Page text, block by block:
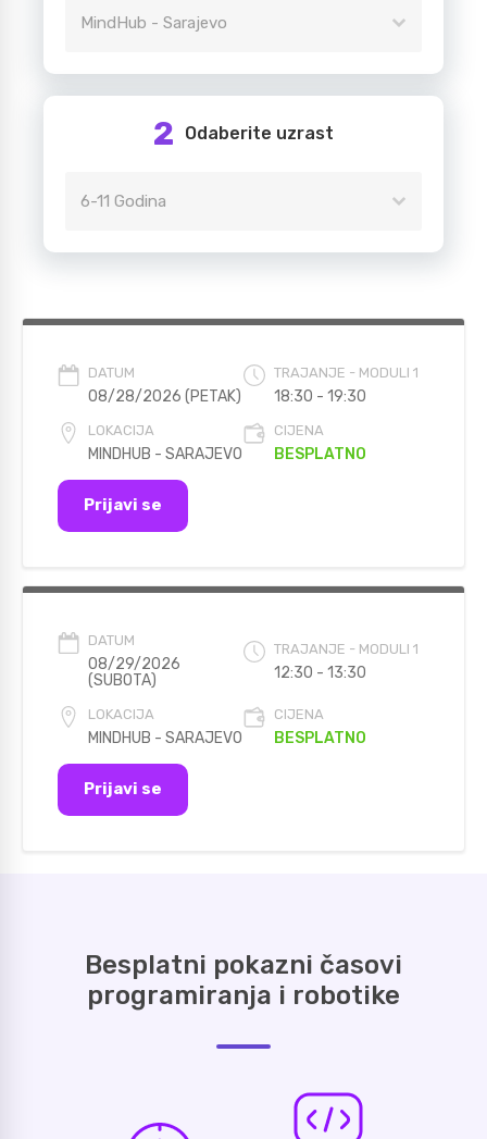
MindHub - Sarajevo
2 Odaberite uzrast
6-11 Godina
DATUM
08/28/2026 (PETAK)
TRAJANJE - MODULI 1
18:30 - 19:30
LOKACIJA
MINDHUB - SARAJEVO
CIJENA
BESPLATNO
Prijavi se
DATUM
08/29/2026
(SUBOTA)
TRAJANJE - MODULI 1
12:30 - 13:30
LOKACIJA
MINDHUB - SARAJEVO
CIJENA
BESPLATNO
Prijavi se
Besplatni pokazni časovi
programiranja i robotike